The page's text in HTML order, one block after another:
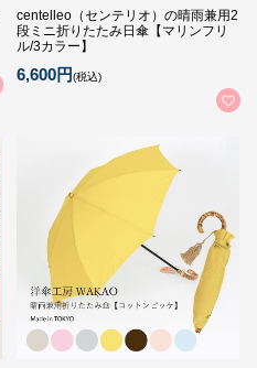
centelleo（センテリオ）の晴雨兼用2
段ミニ折りたたみ日傘【マリンフリ
ル/3カラー】
6,600円(税込)